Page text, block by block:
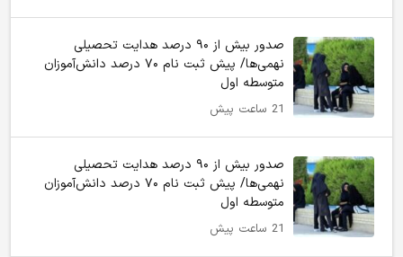
صدور بیش از ۹۰ درصد هدایت تحصیلی
نهمی‌ها/ پیش ثبت نام ۷۰ درصد دانش‌آموزان
متوسطه اول
21 ساعت پیش
صدور بیش از ۹۰ درصد هدایت تحصیلی
نهمی‌ها/ پیش ثبت نام ۷۰ درصد دانش‌آموزان
متوسطه اول
21 ساعت پیش